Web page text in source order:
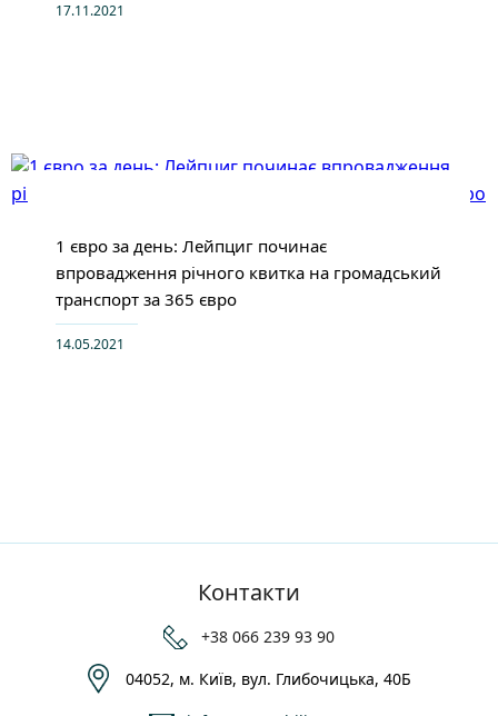
17.11.2021
1 євро за день: Лейпциг починає
впровадження річного квитка на громадський
транспорт за 365 євро
14.05.2021
Контакти
+38 066 239 93 90
04052, м. Київ, вул. Глибочицька, 40Б